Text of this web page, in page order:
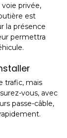
privée,
est
la présence
permettra
trafic, mais
vous, avec
passe-câble,